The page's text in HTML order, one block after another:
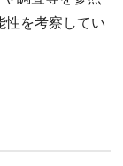
性を考察してい